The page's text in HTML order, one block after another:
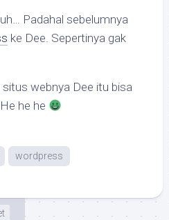
Padahal sebelumnya
ke Dee. Sepertinya gak
webnya Dee itu bisa
he he
wordpress